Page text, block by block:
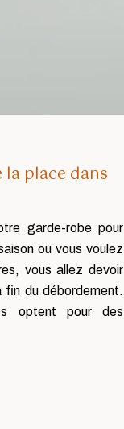
place dans
garde-robe pour
ou vous voulez
vous allez devoir
du débordement.
optent pour des